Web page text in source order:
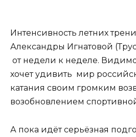
Интенсивность летних
Александры Игнатовой
от недели к неделе.
хочет удивить мир
катания своим громким
возобновлением
А пока идёт серьёзная